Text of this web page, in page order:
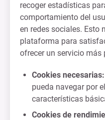
recoger estadísticas
comportamiento del
en redes sociales. Esto
plataforma para
ofrecer un servicio más
Cookies necesarias:
pueda navegar por
características
Cookies de